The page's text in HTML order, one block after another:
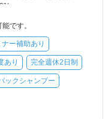
です。
ナー補助あり
あり 完全週休2日制
ックシャンプー